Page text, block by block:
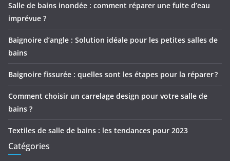
Salle de bains inondée : comment réparer une fuite d’eau
imprévue ?
Baignoire d’angle : Solution idéale pour les petites salles de
bains
Baignoire fissurée : quelles sont les étapes pour la réparer ?
Comment choisir un carrelage design pour votre salle de
bains ?
Textiles de salle de bains : les tendances pour 2023
Catégories